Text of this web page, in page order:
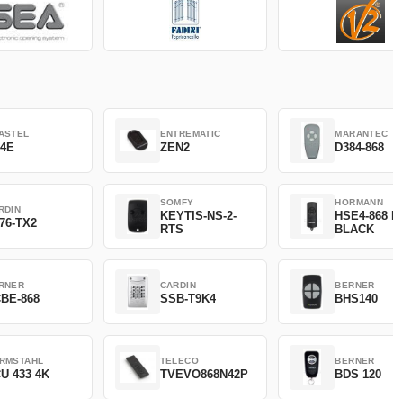
ENTREMATIC
ZEN2
MARANTEC
D384-868
TX2
SOMFY
KEYTIS-NS-2-
RTS
HORMANN
HSE4-868
BLACK
868
CARDIN
SSB-T9K4
BERNER
BHS140
433 4K
TELECO
TVEVO868N42P
BERNER
BDS 120